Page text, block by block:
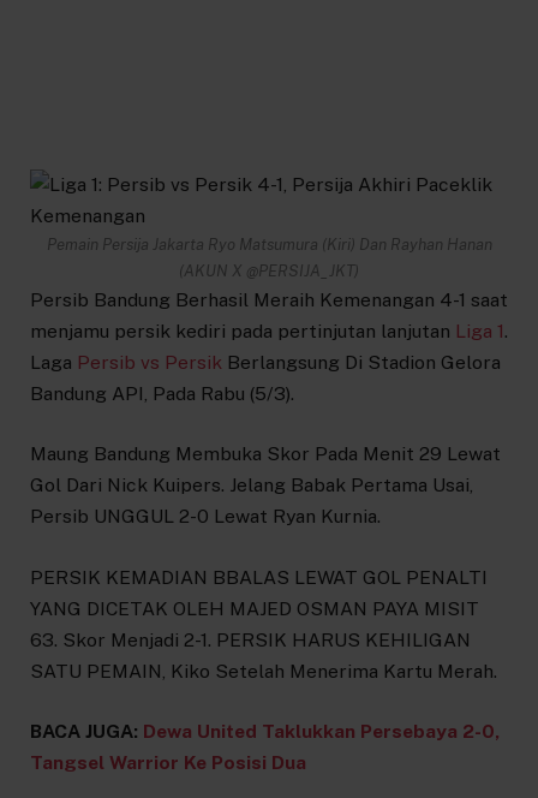
Pemain Persija Jakarta Ryo Matsumura (Kiri) Dan Rayhan Hanan
(AKUN X @PERSIJA_JKT)
Persib Bandung Berhasil Meraih Kemenangan 4-1 saat
menjamu persik kediri pada pertinjutan lanjutan Liga 1.
Laga Persib vs Persik Berlangsung Di Stadion Gelora
Bandung API, Pada Rabu (5/3).
Maung Bandung Membuka Skor Pada Menit 29 Lewat
Gol Dari Nick Kuipers. Jelang Babak Pertama Usai,
Persib UNGGUL 2-0 Lewat Ryan Kurnia.
PERSIK KEMADIAN BBALAS LEWAT GOL PENALTI
YANG DICETAK OLEH MAJED OSMAN PAYA MISIT
63. Skor Menjadi 2-1. PERSIK HARUS KEHILIGAN
SATU PEMAIN, Kiko Setelah Menerima Kartu Merah.
BACA JUGA: Dewa United Taklukkan Persebaya 2-0,
Tangsel Warrior Ke Posisi Dua